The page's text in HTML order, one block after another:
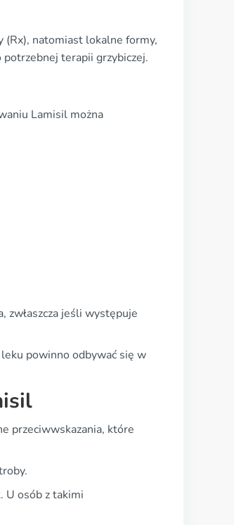
natomiast lokalne formy,
potrzebnej terapii grzybiczej.
Lamisil można
zwłaszcza jeśli występuje
powinno odbywać się w
przeciwwskazania, które
U osób z takimi